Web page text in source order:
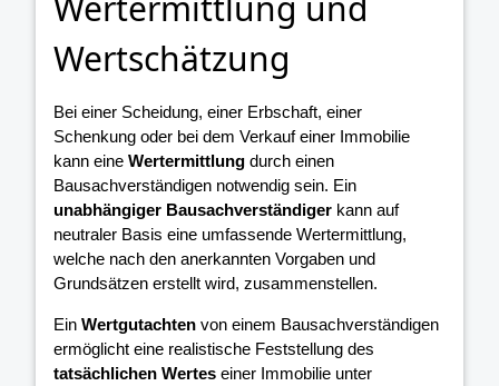
Wertschätzung
Bei einer Scheidung, einer Erbschaft, einer
Schenkung oder bei dem Verkauf einer Immobilie
kann eine Wertermittlung durch einen
Bausachverständigen notwendig sein. Ein
unabhängiger Bausachverständiger kann auf
neutraler Basis eine umfassende Wertermittlung,
welche nach den anerkannten Vorgaben und
Grundsätzen erstellt wird, zusammenstellen.
Ein Wertgutachten von einem Bausachverständigen
ermöglicht eine realistische Feststellung des
tatsächlichen Wertes einer Immobilie unter